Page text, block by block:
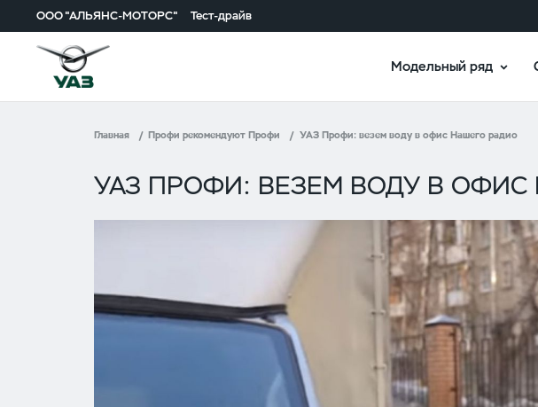
ООО "АЛЬЯНС-МОТОРС" Тест-драйв
Модельный ряд
Главная Профи рекомендуют Профи УАЗ Профи: везем воду в офис Нашего радио
УАЗ ПРОФИ: ВЕЗЕМ ВОДУ В